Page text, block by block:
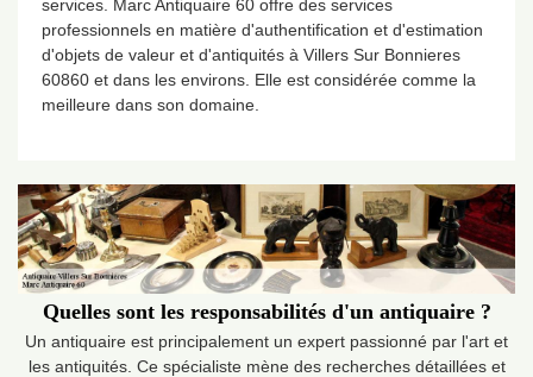
services. Marc Antiquaire 60 offre des services
professionnels en matière d'authentification et d'estimation
d'objets de valeur et d'antiquités à Villers Sur Bonnieres
60860 et dans les environs. Elle est considérée comme la
meilleure dans son domaine.
Quelles sont les responsabilités d'un antiquaire ?
Un antiquaire est principalement un expert passionné par l'art et
les antiquités. Ce spécialiste mène des recherches détaillées et